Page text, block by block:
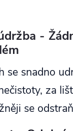
-
se snadno
za
se